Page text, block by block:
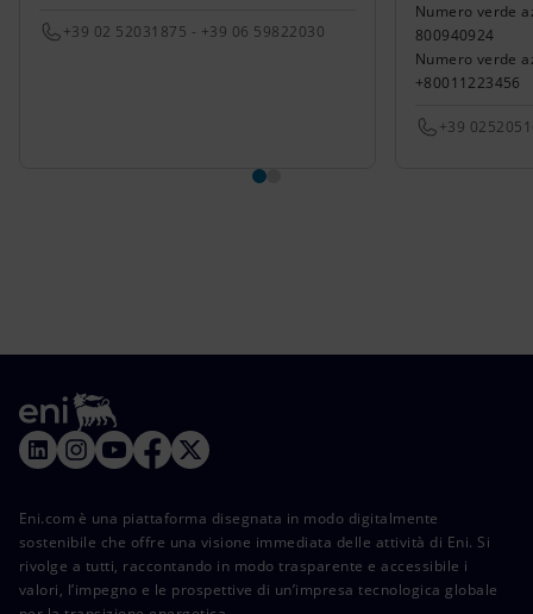
+39 02 52031875 - +39 06 59822030
Numero verde
800940924
Numero verde
+80011223456
+39
Eni.com è una piattaforma disegnata in modo digitalmente
sostenibile che offre una visione immediata delle attività di Eni. Si
rivolge a tutti, raccontando in modo trasparente e accessibile i
valori, l’impegno e le prospettive di un’impresa tecnologica globale